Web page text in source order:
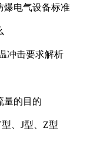
爆电气设备标准
冲击要求解析
量的目的
、J型、Z型